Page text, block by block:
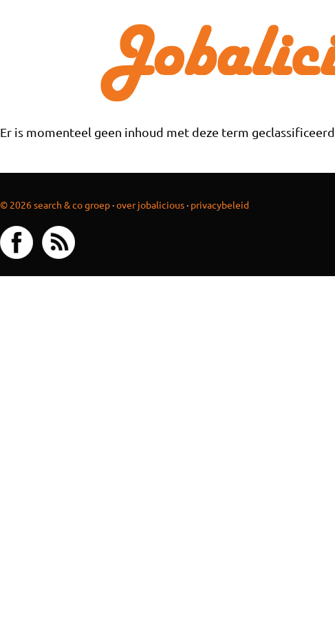
Er is momenteel geen inhoud met deze term geclassificeerd.
© 2026 search & co groep·over jobalicious· privacybeleid